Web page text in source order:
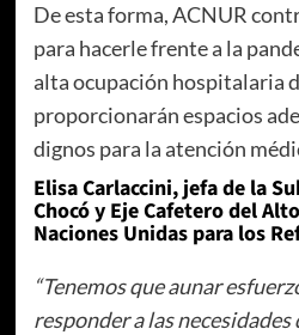
De esta forma, ACNUR
para hacerle frente a la
alta ocupación hospitalaria
proporcionarán espacios
dignos para la atención
Elisa Carlaccini, jefa de la
Chocó y Eje Cafetero del
Naciones Unidas para los
“Tenemos que aunar
responder a las necesidades